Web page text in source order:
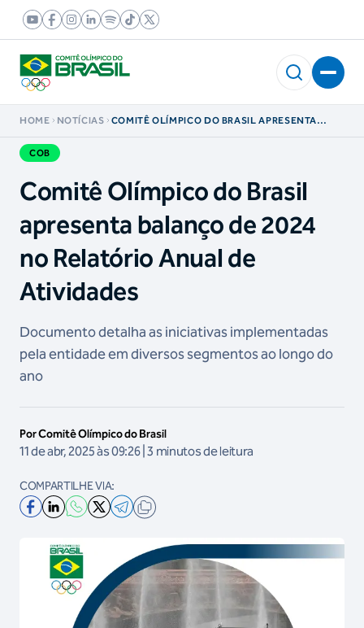
HOME NOTÍCIAS
COMITÊ OLÍMPICO DO BRASIL APRESENTA
COB
Comitê Olímpico do Brasil
apresenta balanço de 2024
no Relatório Anual de
Atividades
Documento detalha as iniciativas implementadas
pela entidade em diversos segmentos ao longo do
ano
Por Comitê Olímpico do Brasil
11 de abr, 2025 às 09:26 | 3 minutos de leitura
COMPARTILHE VIA: